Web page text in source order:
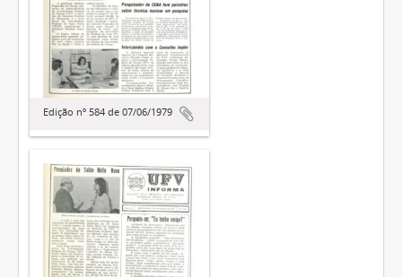
Edição nº 584 de 07/06/1979